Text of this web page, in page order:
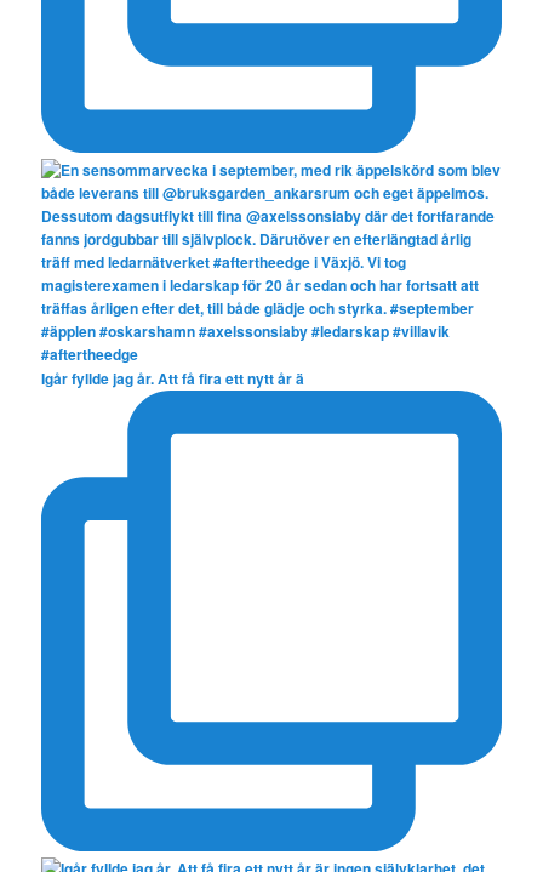
Igår fyllde jag år. Att få fira ett nytt år ä